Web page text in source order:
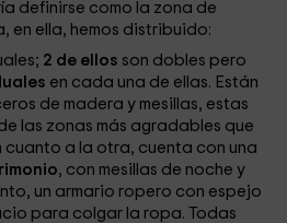
definirse como la zona de
en ella, hemos distribuido:
2 de ellos son dobles pero
en cada una de ellas. Están
de madera y mesillas, estas
las zonas más agradables que
cuanto a la otra, cuenta con una
, con mesillas de noche y
un armario ropero con espejo
para colgar la ropa. Todas